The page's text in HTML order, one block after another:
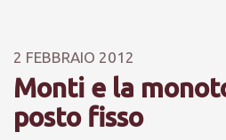
2 FEBBRAIO 2012
Monti e la
posto fisso